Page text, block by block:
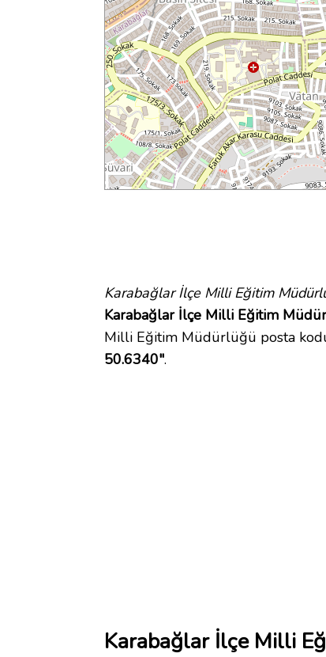
Karabağlar İlçe Milli Eğitim
Karabağlar İlçe Milli Eğitim
Milli Eğitim Müdürlüğü posta
50.6340".
Karabağlar İlçe Milli